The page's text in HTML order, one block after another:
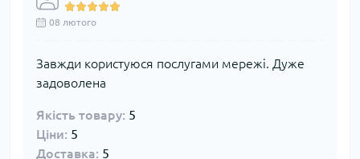
08 лютого
Завжди користуюся послугами мережі. Дуже
задоволена
Якість товару: 5
Ціни: 5
Доставка: 5